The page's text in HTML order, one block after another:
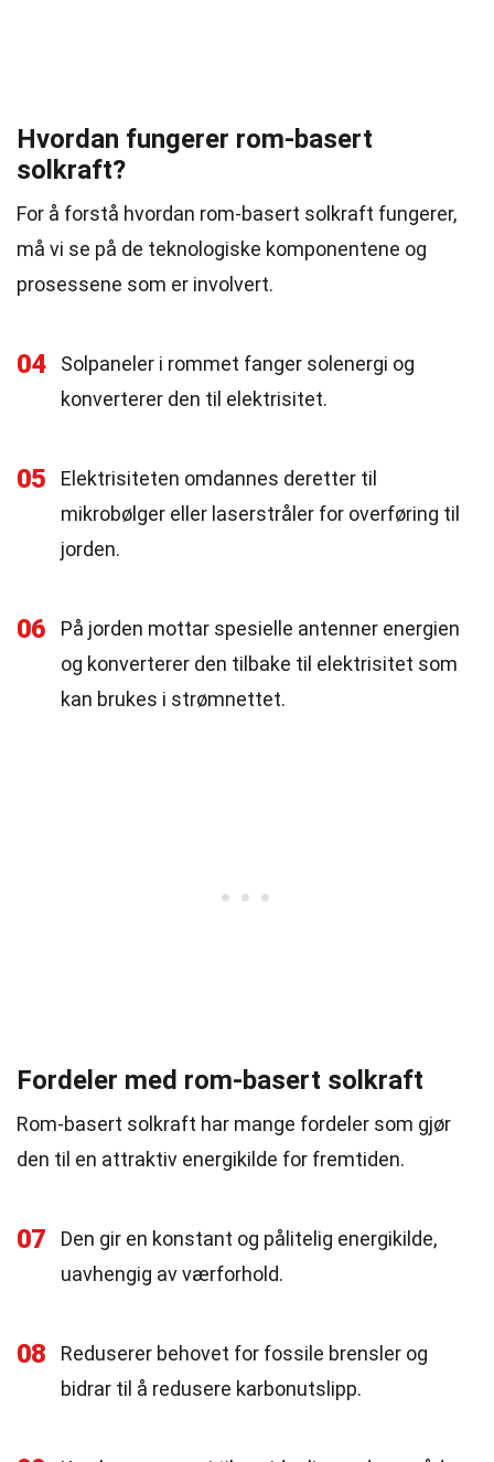
Hvordan fungerer rom-basert
solkraft?
For å forstå hvordan rom-basert solkraft fungerer,
må vi se på de teknologiske komponentene og
prosessene som er involvert.
04
Solpaneler i rommet fanger solenergi og
konverterer den til elektrisitet.
05
Elektrisiteten omdannes deretter til
mikrobølger eller laserstråler for overføring til
jorden.
06
På jorden mottar spesielle antenner energien
og konverterer den tilbake til elektrisitet som
kan brukes i strømnettet.
Fordeler med rom-basert solkraft
Rom-basert solkraft har mange fordeler som gjør
den til en attraktiv energikilde for fremtiden.
07
Den gir en konstant og pålitelig energikilde,
uavhengig av værforhold.
08
Reduserer behovet for fossile brensler og
bidrar til å redusere karbonutslipp.